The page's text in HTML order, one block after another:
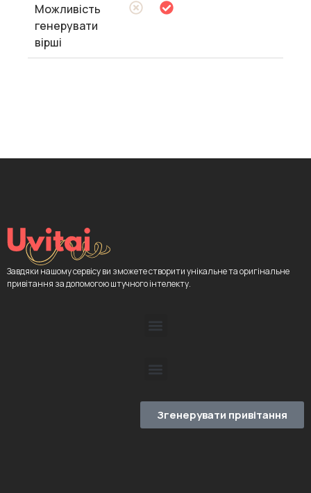
Можливість
генерувати
вірші
Завдяки нашому сервісу ви зможете створити унікальне та оригінальне
привітання за допомогою штучного інтелекту.
Згенерувати привітання